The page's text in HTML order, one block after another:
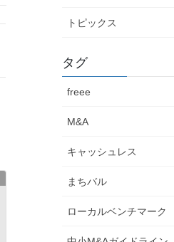
トピックス
タグ
freee
M&A
キャッシュレス
まちバル
ローカルベンチマーク